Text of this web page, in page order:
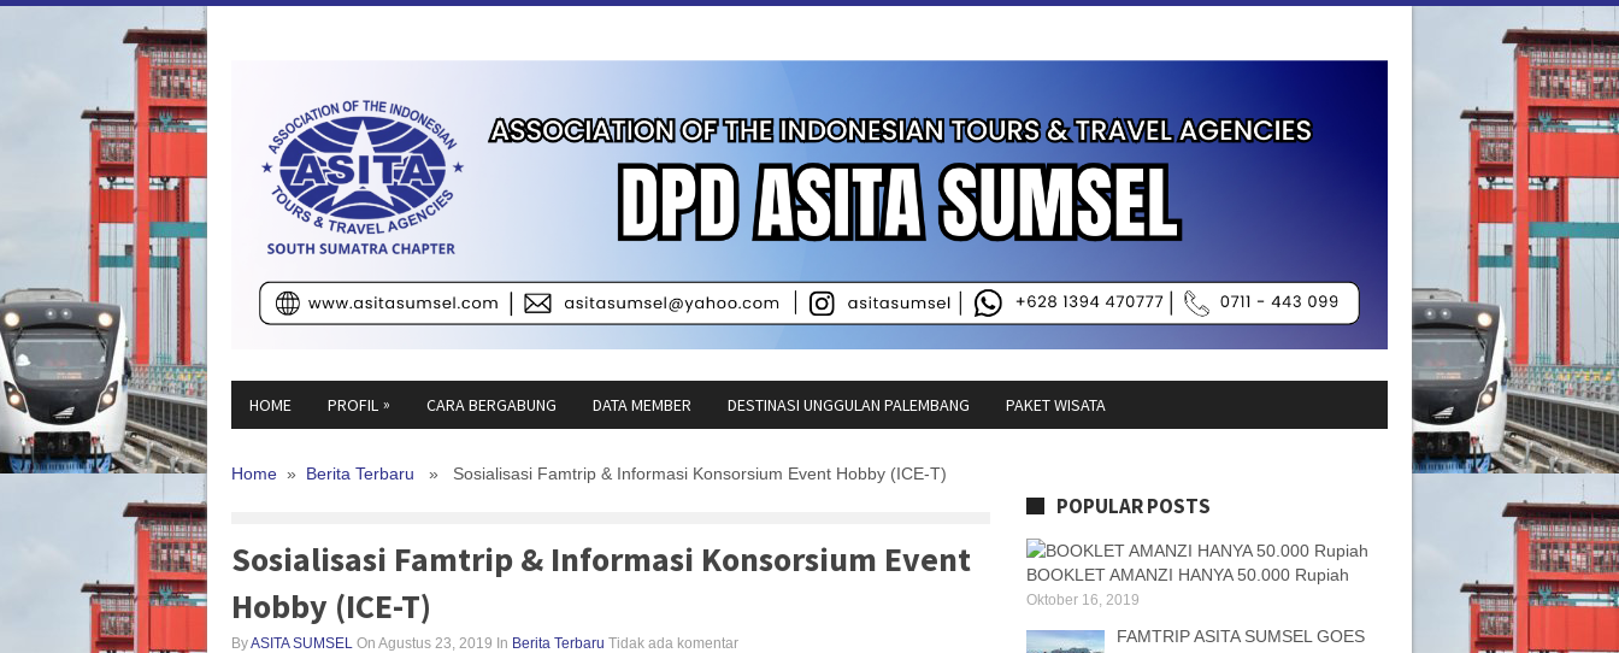
HOME PROFIL » CARA BERGABUNG DATA MEMBER DESTINASI UNGGULAN PALEMBANG PAKET WISATA
Home » Berita Terbaru » Sosialisasi Famtrip & Informasi Konsorsium Event Hobby (ICE-T)
Sosialisasi Famtrip & Informasi Konsorsium Event
Hobby (ICE-T)
ByASITA SUMSEL On Agustus 23, 2019 In Berita Terbaru Tidak ada komentar
POPULAR POSTS
BOOKLET AMANZI HANYA 50.000 Rupiah
Oktober 16, 2019
FAMTRIP ASITA SUMSEL GOES